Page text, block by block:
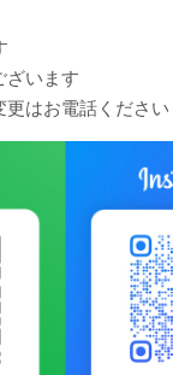
ざいます
更はお電話ください